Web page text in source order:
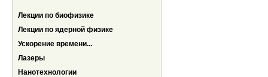
Лекции по биофизике
Лекции по ядерной физике
Ускорение времени...
Лазеры
Нанотехнологии